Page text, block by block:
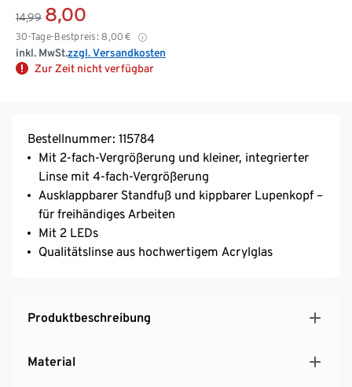
14,99 8,00
30-Tage-Bestpreis: 8,00 €
inkl. MwSt.zzgl. Versandkosten
Zur Zeit nicht verfügbar
Bestellnummer: 115784
Mit 2-fach-Vergrößerung und kleiner, integrierter
Linse mit 4-fach-Vergrößerung
Ausklappbarer Standfuß und kippbarer Lupenkopf –
für freihändiges Arbeiten
Mit 2 LEDs
Qualitätslinse aus hochwertigem Acrylglas
Produktbeschreibung
Material